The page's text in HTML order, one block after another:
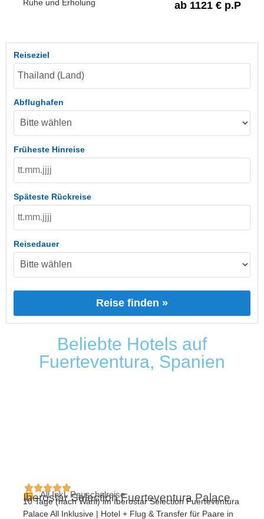
Ruhe und Erholung
ab 1121 € p.P
Reiseziel
Abflughafen
Früheste Hinreise
Späteste Rückreise
Reisedauer
Reise finden »
Beliebte Hotels auf
Fuerteventura, Spanien
All Inkl. Pauschalreise
Iberostar Selection Fuerteventura Palace
10 Tage (nach Wahl) im Iberostar Selection Fuerteventura
Palace All Inklusive | Hotel + Flug & Transfer für Paare in